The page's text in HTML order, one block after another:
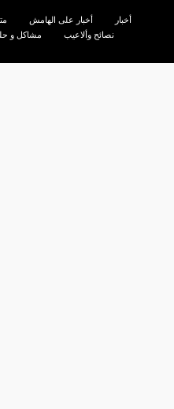
أخبار أخبار على الهامش
نصائح وألاعيب
مشاكل و